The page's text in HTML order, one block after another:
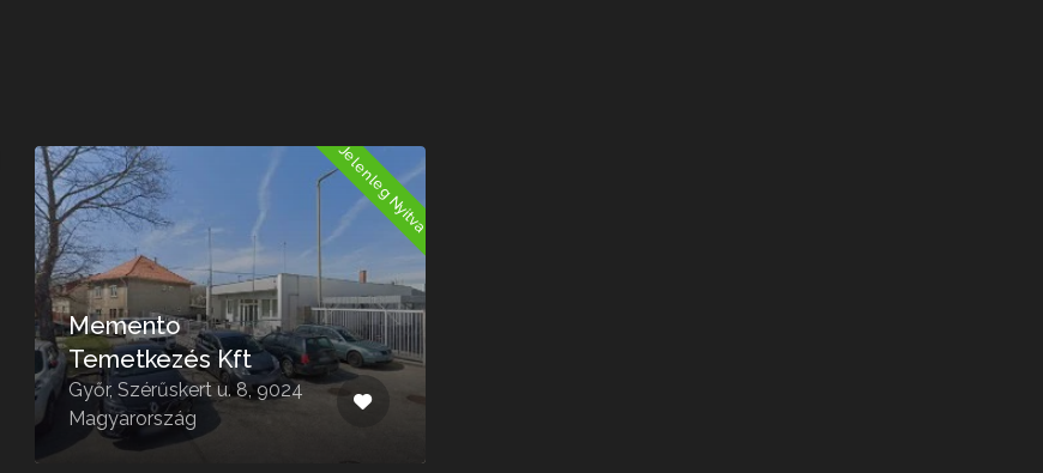
Jelenleg Nyitva
Memento
Temetkezés Kft
Győr, Szérűskert u. 8, 9024
Magyarország